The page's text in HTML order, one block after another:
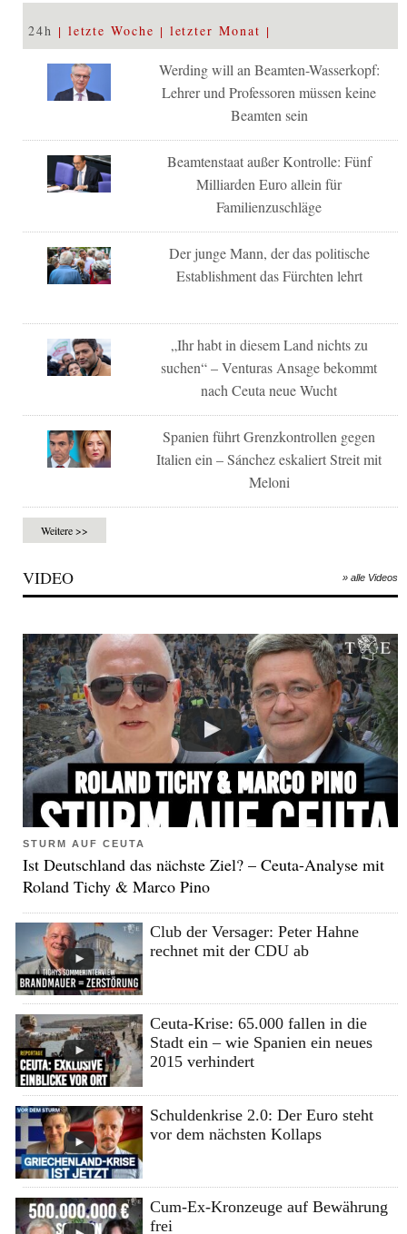
24h letzte Woche letzter Monat
Werding will an Beamten-Wasserkopf:
Lehrer und Professoren müssen keine
Beamten sein
Beamtenstaat außer Kontrolle: Fünf
Milliarden Euro allein für
Familienzuschläge
Der junge Mann, der das politische
Establishment das Fürchten lehrt
„Ihr habt in diesem Land nichts zu
suchen“ – Venturas Ansage bekommt
nach Ceuta neue Wucht
Spanien führt Grenzkontrollen gegen
Italien ein – Sánchez eskaliert Streit mit
Meloni
Weitere >>
VIDEO » alle Videos
STURM AUF CEUTA
Ist Deutschland das nächste Ziel? – Ceuta-Analyse mit
Roland Tichy & Marco Pino
Club der Versager: Peter Hahne
rechnet mit der CDU ab
Ceuta-Krise: 65.000 fallen in die
Stadt ein – wie Spanien ein neues
2015 verhindert
Schuldenkrise 2.0: Der Euro steht
vor dem nächsten Kollaps
Cum-Ex-Kronzeuge auf Bewährung
frei